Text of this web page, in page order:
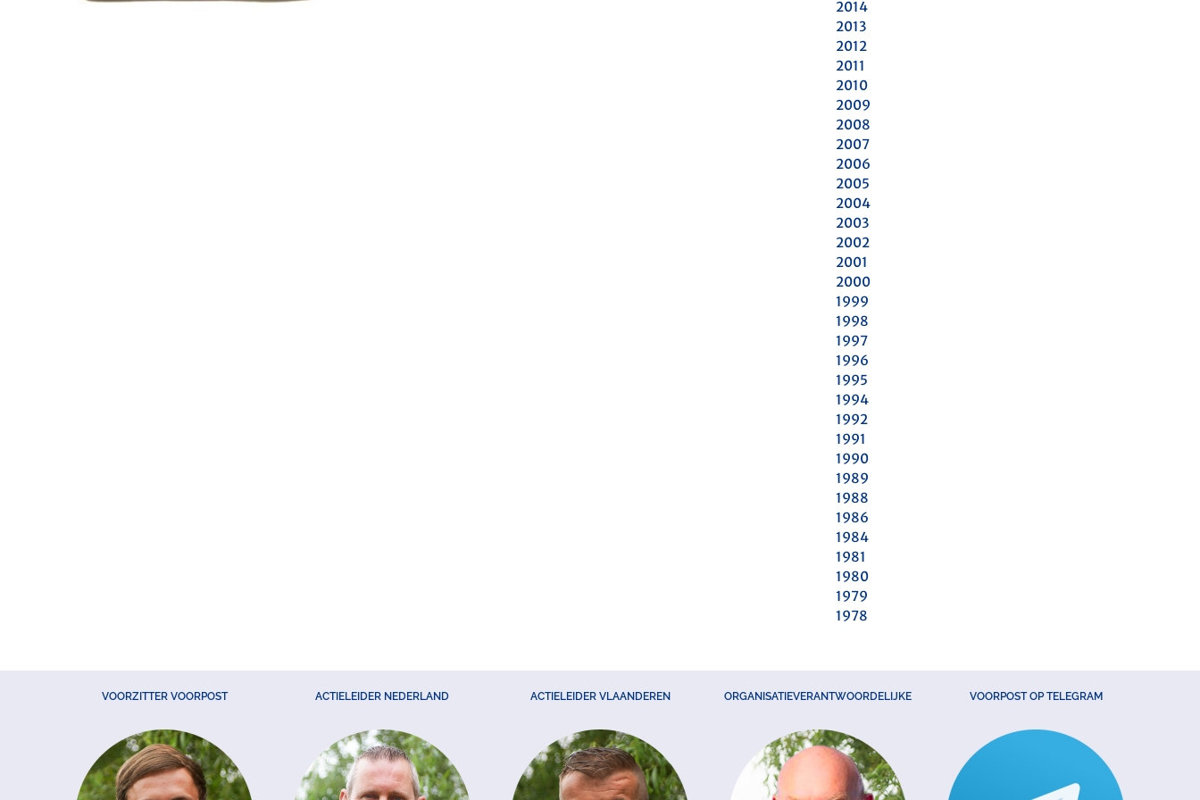
2014
2013
2012
2011
2010
2009
2008
2007
2006
2005
2004
2003
2002
2001
2000
1999
1998
1997
1996
1995
1994
1992
1991
1990
1989
1988
1986
1984
1981
1980
1979
1978
VOORZITTER VOORPOST ACTIELEIDER NEDERLAND ACTIELEIDER VLAANDEREN ORGANISATIEVERANTWOORDELIJKE VOORPOST OP TELEGRAM